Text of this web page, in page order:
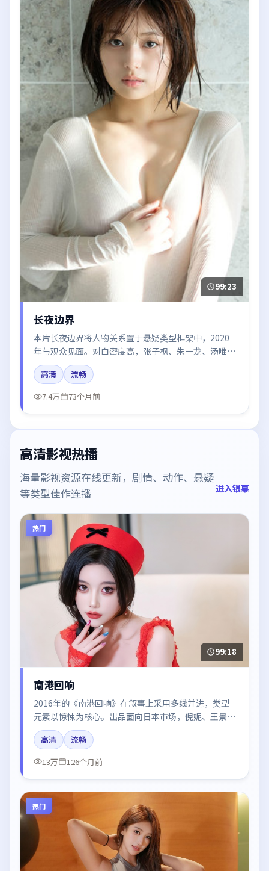
99:23
长夜边界
本片长夜边界将人物关系置于悬疑类型框架中，2020
年与观众见面。对白密度高，张子枫、朱一龙、汤唯的
台词节奏值得关注；整体气质偏美国都市与冷色调摄
影。
高清
流畅
7.4万
73个月前
高清影视热播
海量影视资源在线更新，剧情、动作、悬疑
等类型佳作连播
进入银幕
热门
99:18
南港回响
2016年的《南港回响》在叙事上采用多线并进，类型
元素以惊悚为核心。出品面向日本市场，倪妮、王景
春、廖凡所饰角色推动关键反转，结尾留白引发讨论。
高清
流畅
13万
126个月前
热门